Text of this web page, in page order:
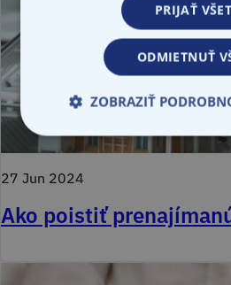
27 Jun 2024
Ako poistiť
PRIJAŤ
ODMIETNUŤ
ZOBRAZIŤ